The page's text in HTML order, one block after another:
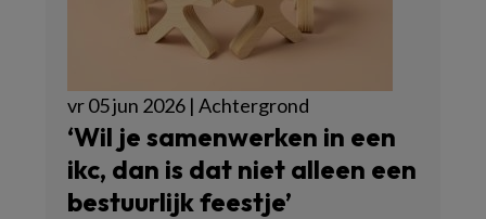
vr 05 jun 2026 | Achtergrond
‘Wil je samenwerken in een
ikc, dan is dat niet alleen een
bestuurlijk feestje’